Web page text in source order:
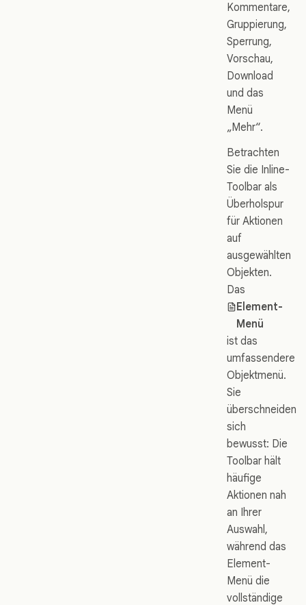
Kommentare,
Gruppierung,
Sperrung,
Vorschau,
Download
und das
Menü
„Mehr“.
Betrachten
Sie die Inline-
Toolbar als
Überholspur
für Aktionen
auf
ausgewählten
Objekten.
Das
Element-
Menü
ist das
umfassendere
Objektmenü.
Sie
überschneiden
sich
bewusst: Die
Toolbar hält
häufige
Aktionen nah
an Ihrer
Auswahl,
während das
Element-
Menü die
vollständige